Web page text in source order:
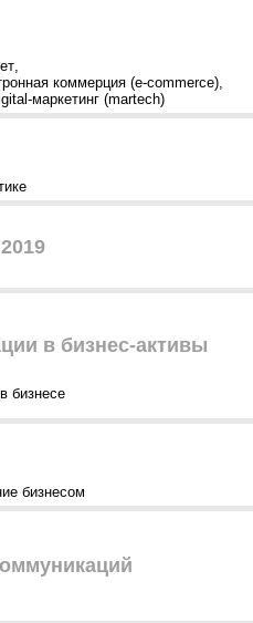
,
коммерция (e-commerce),
маркетинг (martech)
в бизнес-активы
бизнесе
бизнесом